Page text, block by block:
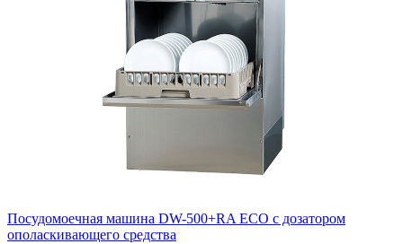
Посудомоечная машина DW-500+RA ECO с дозатором
ополаскивающего средства